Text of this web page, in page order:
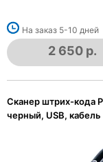
На заказ 5-10 дней
2 650 р.
Сканер штрих-кода
черный, USB,